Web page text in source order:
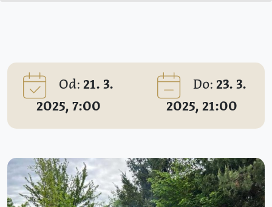
Od:21. 3.
2025, 7:00
Do:23. 3.
2025, 21:00